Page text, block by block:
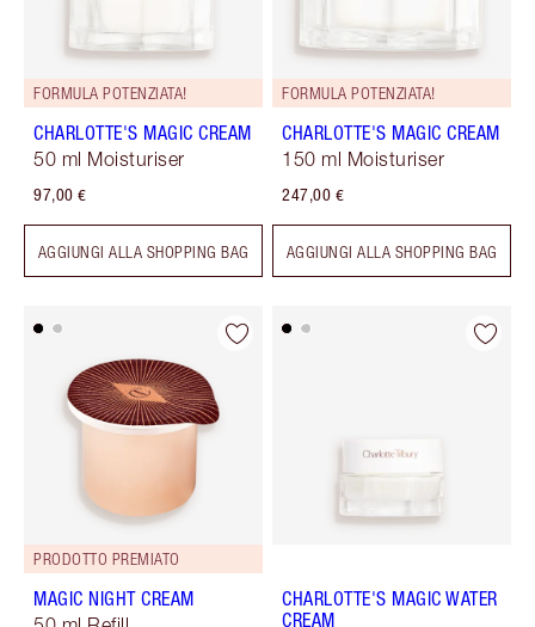
FORMULA POTENZIATA!
CHARLOTTE'S MAGIC CREAM
50 ml Moisturiser
97,00 €
AGGIUNGI ALLA SHOPPING BAG
FORMULA POTENZIATA!
CHARLOTTE'S MAGIC CREAM
150 ml Moisturiser
247,00 €
AGGIUNGI ALLA SHOPPING BAG
PRODOTTO PREMIATO
MAGIC NIGHT CREAM
CHARLOTTE'S MAGIC WATER
CREAM